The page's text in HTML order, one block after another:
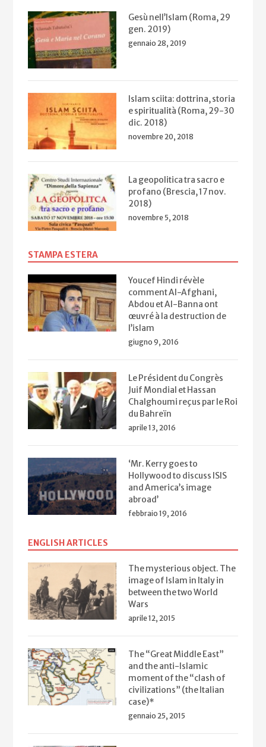
Gesù nell’Islam (Roma, 29
gen. 2019)
gennaio 28, 2019
Islam sciita: dottrina, storia
e spiritualità (Roma, 29-30
dic. 2018)
novembre 20, 2018
La geopolitica tra sacro e
profano (Brescia, 17 nov.
2018)
novembre 5, 2018
STAMPA ESTERA
Youcef Hindi révèle
comment Al-Afghani,
Abdou et Al-Banna ont
œuvré à la destruction de
l’islam
giugno 9, 2016
Le Président du Congrès
Juif Mondial et Hassan
Chalghoumi reçus par le Roi
du Bahreïn
aprile 13, 2016
‘Mr. Kerry goes to
Hollywood to discuss ISIS
and America’s image
abroad’
febbraio 19, 2016
ENGLISH ARTICLES
The mysterious object. The
image of Islam in Italy in
between the two World
Wars
aprile 12, 2015
The “Great Middle East”
and the anti-Islamic
moment of the “clash of
civilizations” (the Italian
case)*
gennaio 25, 2015